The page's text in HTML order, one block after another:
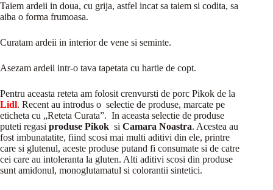
Taiem ardeii in doua, cu grija, astfel incat sa taiem si codita, sa
aiba o forma frumoasa.
Curatam ardeii in interior de vene si seminte.
Asezam ardeii intr-o tava tapetata cu hartie de copt.
Pentru aceasta reteta am folosit crenvursti de porc Pikok de la
Lidl. Recent au introdus o selectie de produse, marcate pe
eticheta cu „Reteta Curata”. In aceasta selectie de produse
puteti regasi produse Pikok si Camara Noastra. Acestea au
fost imbunatatite, fiind scosi mai multi aditivi din ele, printre
care si glutenul, aceste produse putand fi consumate si de catre
cei care au intoleranta la gluten. Alti aditivi scosi din produse
sunt amidonul, monoglutamatul si colorantii sintetici.